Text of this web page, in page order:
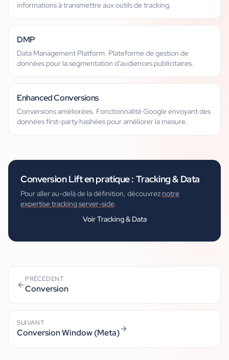
informations à transmettre aux outils de tracking.
DMP
Data Management Platform. Plateforme de gestion de
données pour la segmentation d'audiences publicitaires.
Enhanced Conversions
Conversions améliorées. Fonctionnalité Google envoyant des
données first-party hashées pour améliorer la mesure.
Conversion Liften pratique : Tracking & Data
Pour aller au-delà de la définition, découvrez notre
expertise tracking server-side.
VoirTracking & Data
PRÉCÉDENT
Conversion
SUIVANT
Conversion Window (Meta)